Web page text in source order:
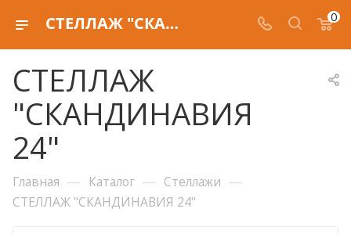
СТЕЛЛАЖ "СКАНДИНАВИЯ 24" 0
СТЕЛЛАЖ
"СКАНДИНАВИЯ
24"
Главная — Каталог — Стеллажи —
СТЕЛЛАЖ "СКАНДИНАВИЯ 24"